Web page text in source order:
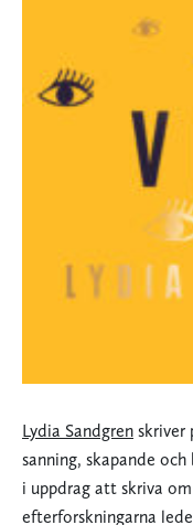
Lydia Sandgren skriver
sanning, skapande
i uppdrag att skriva
efterforskningarna